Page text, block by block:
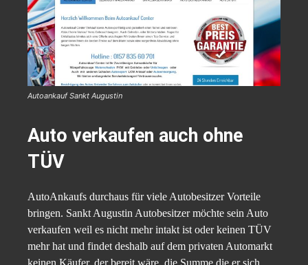
Autoankauf Sankt Augustin
Auto verkaufen auch ohne
TÜV
AutoAnkaufs durchaus für viele Autobesitzer Vorteile
bringen. Sankt Augustin Autobesitzer möchte sein Auto
verkaufen weil es nicht mehr intakt ist oder keinen TÜV
mehr hat und findet deshalb auf dem privaten Automarkt
keinen Käufer, der bereit wäre, die Summe die er sich